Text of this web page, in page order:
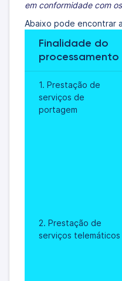
em conformidade com
Abaixo pode encontrar
Finalidade do
processamento
1. Prestação de
serviços de
portagem
2. Prestação de
serviços telemáticos